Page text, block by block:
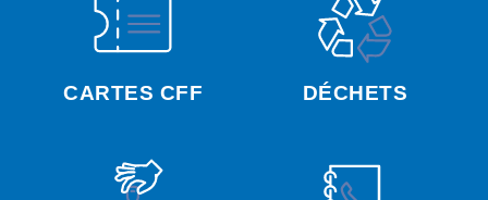
CARTES CFF DÉCHETS